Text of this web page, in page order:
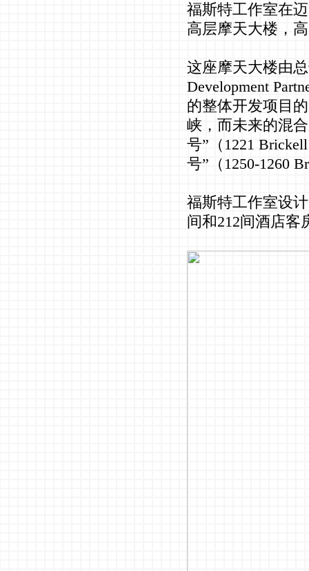
福斯特工作室在
高层摩天大楼，
这座摩天大楼由
Development
的整体开发项目
峡，而未来的混
号”（1221
号”（1250-1260
福斯特工作室设
间和212间酒店客